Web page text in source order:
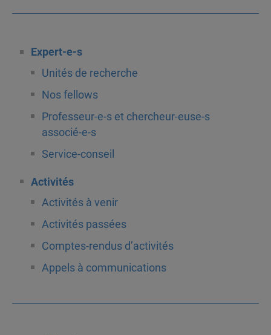
Expert-e-s
Unités de recherche
Nos fellows
Professeur-e-s et chercheur-euse-s
associé-e-s
Service-conseil
Activités
Activités à venir
Activités passées
Comptes-rendus d’activités
Appels à communications